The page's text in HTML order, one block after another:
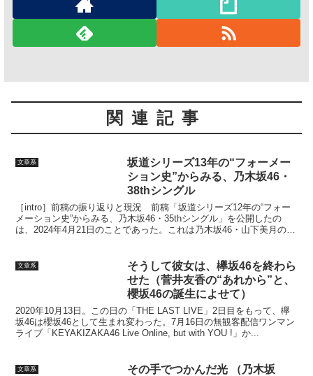
関連記事
文章系
坂道シリーズ13年の“フォーメー
ション史”からみる、乃木坂46・
38thシングル
［intro］前稿の振り返りと現況 前稿「坂道シリーズ12年の“フォー
メーション史”からみる、乃木坂46・35thシングル」を公開したの
は、2024年4月21日のことであった。これは乃木坂46・山下美月の卒
文章系
そうして彼女は、欅坂46を終わら
せた（菅井友香の“あれから”と、
櫻坂46の誕生によせて）
2020年10月13日。この日の「THE LAST LIVE」2日目をもって、欅
坂46は櫻坂46として生まれ変わった。7月16日の無観客配信ワンマン
ライブ「KEYAKIZAKA46 Live Online, but with YOU !」か...
文章系
その手でつかんだ光 （乃木坂